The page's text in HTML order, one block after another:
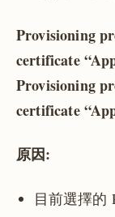
Provisioning
certificate
Provisioning
certificate
原因:
目前選擇的